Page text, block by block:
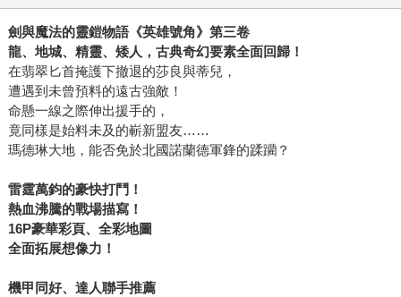
劍與魔法的靈鎧物語《英雄號角》第三卷
龍、地城、精靈、矮人，古典奇幻要素全面回歸！
在翡翠匕首掩護下撤退的莎良與蒂兒，
遭遇到未曾預料的遠古強敵！
命懸一線之際伸出援手的，
竟同樣是始料未及的嶄新盟友……
瑪德琳大地，能否免於北國諾蘭德軍鋒的蹂躪？
雷霆萬鈞的豪快打鬥！
熱血沸騰的戰場描寫！
16P豪華彩頁、全彩地圖
全面拓展想像力！
機甲同好、達人聯手推薦